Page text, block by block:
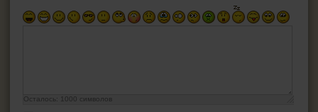
Осталось: 1000 символов